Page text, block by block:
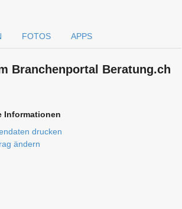
FOTOS APPS
Branchen­portal Beratung.ch
Informationen
drucken
ändern